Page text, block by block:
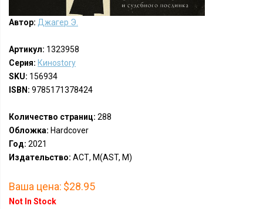
Автор: Джагер Э.
Артикул: 1323958
Серия: Киноstory
SKU: 156934
ISBN: 9785171378424
Количество страниц: 288
Обложка: Hardcover
Год: 2021
Издательство: АСТ, М(AST, M)
Ваша цена: $28.95
Not In Stock